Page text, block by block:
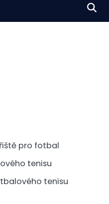
pro fotbal
tenisu
tenisu